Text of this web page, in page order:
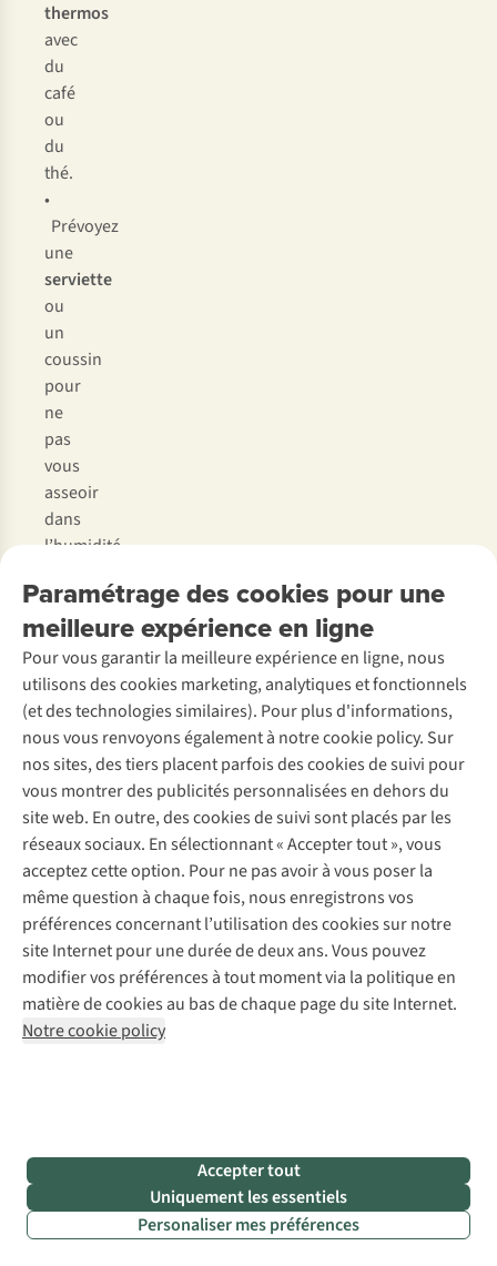
thermos
avec
du
café
ou
du
thé.
•
Prévoyez
une
serviette
ou
un
coussin
pour
ne
pas
vous
asseoir
dans
l’humidité.
N’oubliez
pas
votre
appareil
photo:
la
lumière
juste
avant
le
lever
du
soleil,
appelée
« heure
bleue »,
est
votre
à
dos
Paramétrage des cookies pour une
meilleure expérience en ligne
Pour vous garantir la meilleure expérience en ligne, nous
utilisons des cookies marketing, analytiques et fonctionnels
(et des technologies similaires). Pour plus d'informations,
nous vous renvoyons également à notre cookie policy. Sur
nos sites, des tiers placent parfois des cookies de suivi pour
vous montrer des publicités personnalisées en dehors du
site web. En outre, des cookies de suivi sont placés par les
réseaux sociaux. En sélectionnant « Accepter tout », vous
acceptez cette option. Pour ne pas avoir à vous poser la
même question à chaque fois, nous enregistrons vos
préférences concernant l’utilisation des cookies sur notre
site Internet pour une durée de deux ans. Vous pouvez
modifier vos préférences à tout moment via la politique en
matière de cookies au bas de chaque page du site Internet.
Notre cookie policy
Accepter tout
Uniquement les essentiels
Personaliser mes préférences